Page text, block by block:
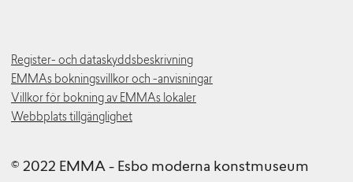
Register- och dataskyddsbeskrivning
EMMAs bokningsvillkor och -anvisningar
Villkor för bokning av EMMAs lokaler
Webbplats tillgänglighet
© 2022 EMMA - Esbo moderna konstmuseum